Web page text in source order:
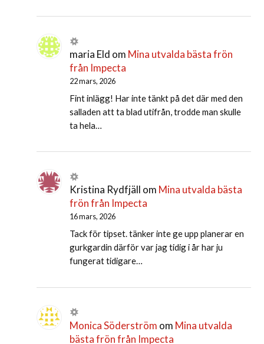
maria Eld om Mina utvalda bästa frön
från Impecta
22 mars, 2026
Fint inlägg! Har inte tänkt på det där med den
salladen att ta blad utifrån, trodde man skulle
ta hela…
Kristina Rydfjäll om Mina utvalda bästa
frön från Impecta
16 mars, 2026
Tack för tipset. tänker inte ge upp planerar en
gurkgardin därför var jag tidig i år har ju
fungerat tidigare…
Monica Söderström om Mina utvalda
bästa frön från Impecta